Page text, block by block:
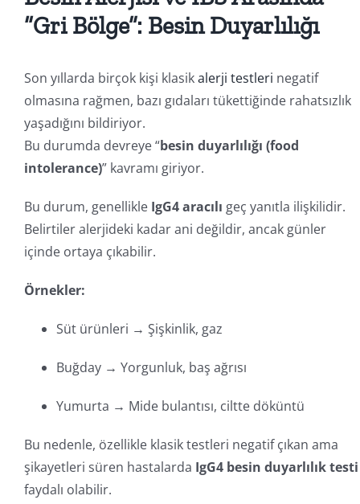
“Gri Bölge”: Besin Duyarlılığı
Son yıllarda birçok kişi klasikalerji testleri negatif
olmasına rağmen, bazı gıdaları tükettiğinde rahatsızlık
yaşadığını bildiriyor.
Bu durumda devreye “besin duyarlılığı (food
intolerance)” kavramı giriyor.
Bu durum, genellikle IgG4 aracılı geç yanıtla ilişkilidir.
Belirtiler alerjideki kadar ani değildir, ancak günler
içinde ortaya çıkabilir.
Örnekler:
Süt ürünleri → Şişkinlik, gaz
Buğday → Yorgunluk, baş ağrısı
Yumurta → Mide bulantısı, ciltte döküntü
Bu nedenle, özellikle klasik testleri negatif çıkan ama
şikayetleri süren hastalarda IgG4 besin duyarlılık testi
faydalı olabilir.